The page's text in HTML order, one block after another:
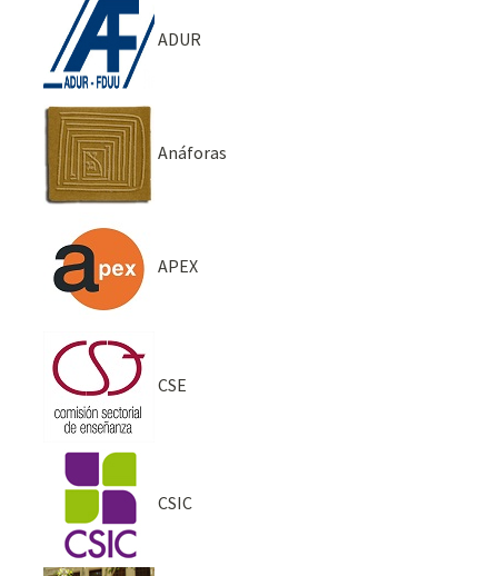
ADUR
Anáforas
APEX
CSE
CSIC